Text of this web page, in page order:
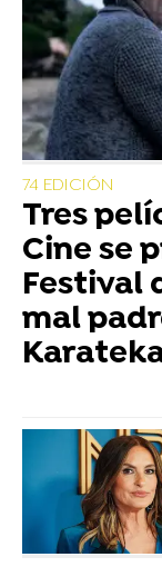
74 EDICIÓN
Tres
Cine se
Festival
mal